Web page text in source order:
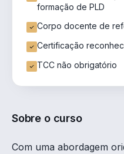
formação de PLD
Corpo docente de
Certificação
TCC não obrigatório
Sobre o curso
Com uma abordagem